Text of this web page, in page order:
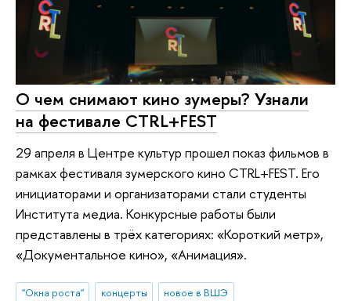
О чем снимают кино зумеры? Узнали
на фестивале CTRL+FEST
29 апреля в Центре культур прошел показ фильмов в
рамках фестиваля зумерского кино CTRL+FEST. Его
инициаторами и организаторами стали студенты
Института медиа. Конкурсные работы были
представлены в трёх категориях: «Короткий метр»,
«Документальное кино», «Анимация».
"Окна роста" концерты
новое в ВШЭ